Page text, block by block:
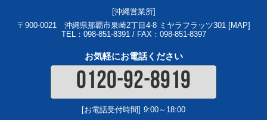
[沖縄営業所]
〒900-0021 沖縄県那覇市泉崎2丁目4-8 ミヤラフラッツ301 [MAP]
TEL：098-851-8391 / FAX：098-851-8397
お気軽にお電話ください
0120-92-8919
[お電話受付時間] 9:00～18:00